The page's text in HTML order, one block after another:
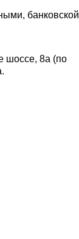
банковской
шоссе, 8а (по